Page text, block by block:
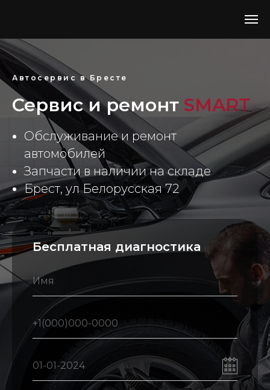
Автосервис в Бресте
Сервис и ремонт SMART
Обслуживание и ремонт
автомобилей
Запчасти в наличии на складе
Брест, ул Белорусская 72
Бесплатная диагностика